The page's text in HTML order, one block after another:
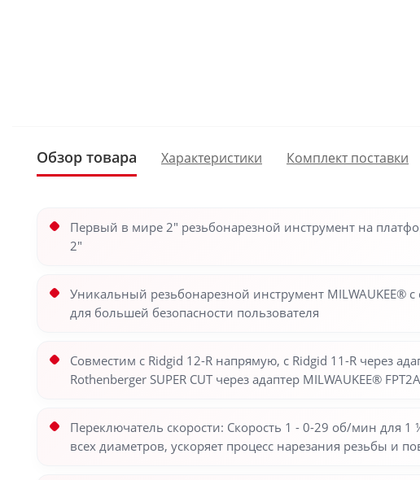
Обзор товара Характеристики Комплект поставки
Первый в мире 2″ резьбонарезной инструмент на
2″
Уникальный резьбонарезной инструмент MILWAUKEE®
для большей безопасности пользователя
Совместим с Ridgid 12-R напрямую, с Ridgid 11-R через
Rothenberger SUPER CUT через адаптер MILWAUKEE®
Переключатель скорости: Скорость 1 - 0-29 об/мин для
всех диаметров, ускоряет процесс нарезания резьбы и